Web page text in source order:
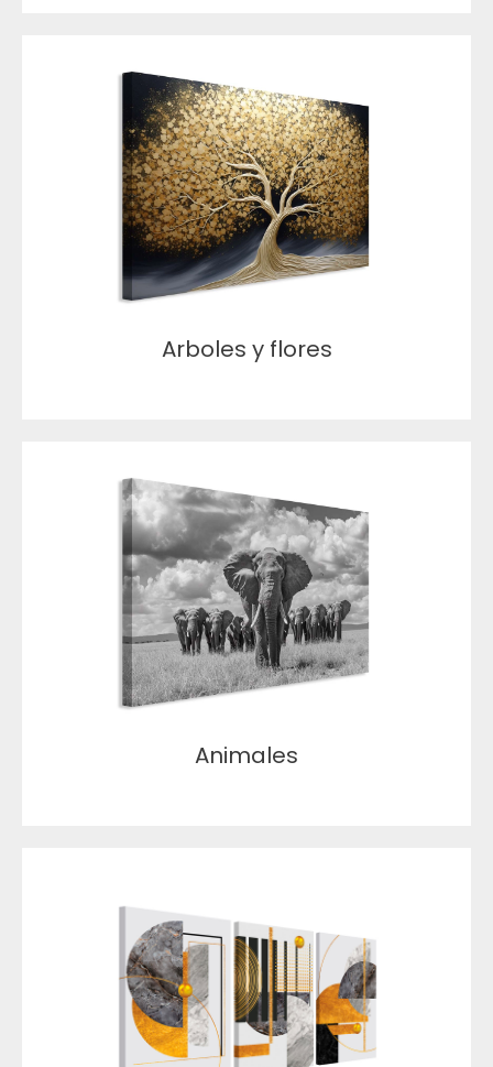
Arboles y flores
Animales